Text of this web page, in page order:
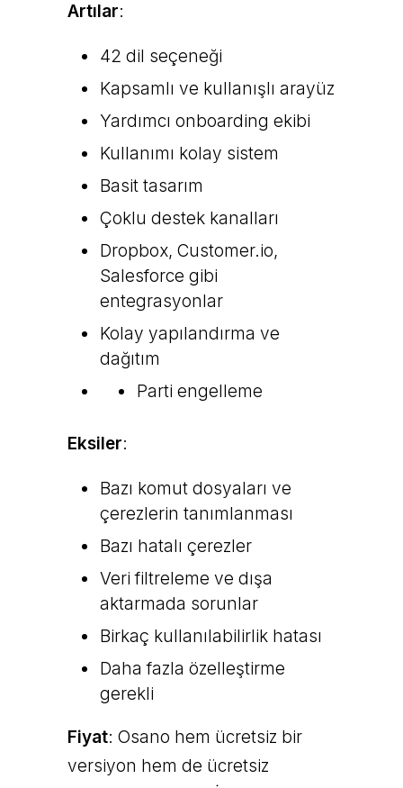
Artılar:
42 dil seçeneği
Kapsamlı ve kullanışlı arayüz
Yardımcı onboarding ekibi
Kullanımı kolay sistem
Basit tasarım
Çoklu destek kanalları
Dropbox, Customer.io,
Salesforce gibi
entegrasyonlar
Kolay yapılandırma ve
dağıtım
Parti engelleme
Eksiler:
Bazı komut dosyaları ve
çerezlerin tanımlanması
Bazı hatalı çerezler
Veri filtreleme ve dışa
aktarmada sorunlar
Birkaç kullanılabilirlik hatası
Daha fazla özelleştirme
gerekli
Fiyat: Osano hem ücretsiz bir
versiyon hem de ücretsiz